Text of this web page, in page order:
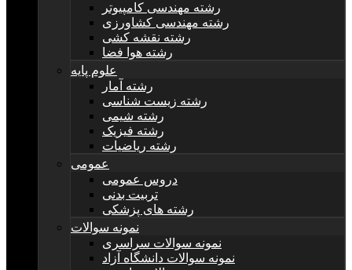
رشته مهندسی کامپیوتر
رشته مهندسی کشاورزی
رشته نقشه کشی
رشته هوا فضا
علوم پایه
رشته آمار
رشته زیست شناسی
رشته شیمی
رشته فیزیک
رشته ریاضیات
عمومی
دروس عمومی
تربیت بدنی
رشته های پزشکی
نمونه سوالات
نمونه سوالات سراسری
نمونه سوالات دانشگاه آزاد